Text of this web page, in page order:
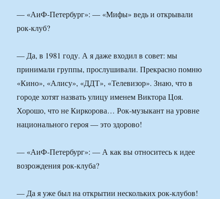
— «АиФ-Петербург»: — «Мифы» ведь и открывали
рок-клуб?
— Да, в 1981 году. А я даже входил в совет: мы
принимали группы, прослушивали. Прекрасно помню
«Кино», «Алису», «ДДТ», «Телевизор». Знаю, что в
городе хотят назвать улицу именем Виктора Цоя.
Хорошо, что не Киркорова… Рок-музыкант на уровне
национального героя — это здорово!
— «АиФ-Петербург»: — А как вы относитесь к идее
возрождения рок-клуба?
— Да я уже был на открытии нескольких рок-клубов!